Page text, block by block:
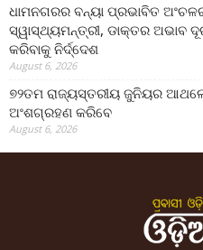
ଧାମନଗରର ବନ୍ୟା ପ୍ରଭାବିତ
ସ୍ୱାସ୍ଥ୍ୟମନ୍ତ୍ରୀ, ଡାକ୍ତର ଅଭାବ
କରିବାକୁ ନିର୍ଦ୍ଦେଶ
August 6, 2026
୭୨ତମ ରାଜ୍ୟସ୍ତରୀୟ ଜୁନିୟର
ଅଂଶଗ୍ରହଣ କରିବେ
August 6, 2026